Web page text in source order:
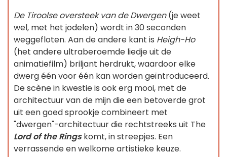
De Tiroolse oversteek van de Dwergen(je weet
wel, met het jodelen) wordt in 30 seconden
weggefloten. Aan de andere kant is Heigh-Ho
(het andere ultraberoemde liedje uit de
animatiefilm) briljant herdrukt, waardoor elke
dwerg één voor één kan worden geïntroduceerd.
De scène in kwestie is ook erg mooi, met de
architectuur van de mijn die een betoverde grot
uit een goed sprookje combineert met
"dwergen"-architectuur die rechtstreeks uit The
Lord of the Ringskomt, in streepjes. Een
verrassende en welkome artistieke keuze.